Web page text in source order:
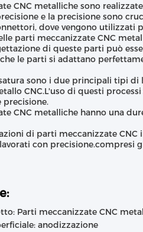
CNC metalliche sono
e la precisione sono
dove vengono utilizzati
parti meccanizzate CNC
di queste parti può
le parti si adattano
sono i due principali tipi
CNC.L'uso di questi
precisione.
CNC metalliche hanno una
di parti meccanizzate
con precisione.compresi
Parti meccanizzate CNC
anodizzazione